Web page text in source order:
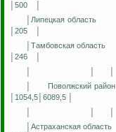
│500
│Липецкая область
│205
│Тамбовская область
│246
Поволжский район
│1054,5│6089,5 │
│Астраханская область